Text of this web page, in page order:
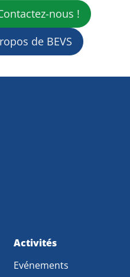
nous !
de BEVS
Activités
Evénements